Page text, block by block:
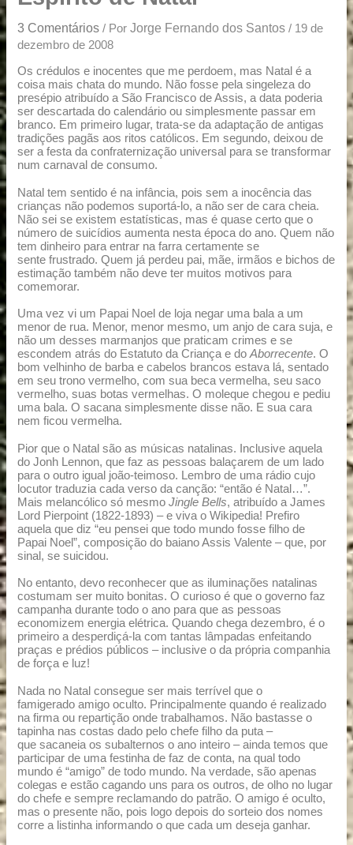
a
e
3 Comentários / PorJorge Fernando dos Santos/ 19 de
dezembro de 2008
Os crédulos e inocentes que me perdoem, mas Natal é a
coisa mais chata do mundo. Não fosse pela singeleza do
presépio atribuído a São Francisco de Assis, a data poderia
ser descartada do calendário ou simplesmente passar em
branco. Em primeiro lugar, trata-se da adaptação de antigas
tradições pagãs aos ritos católicos. Em segundo, deixou de
ser a festa da confraternização universal para se transformar
num carnaval de consumo.
Natal tem sentido é na infância, pois sem a inocência das
crianças não podemos suportá-lo, a não ser de cara cheia.
Não sei se existem estatísticas, mas é quase certo que o
número de suicídios aumenta nesta época do ano. Quem não
tem dinheiro para entrar na farra certamente se
sente frustrado. Quem já perdeu pai, mãe, irmãos e bichos de
estimação também não deve ter muitos motivos para
comemorar.
Uma vez vi um Papai Noel de loja negar uma bala a um
menor de rua. Menor, menor mesmo, um anjo de cara suja, e
não um desses marmanjos que praticam crimes e se
escondem atrás do Estatuto da Criança e doAborrecente. O
bom velhinho de barba e cabelos brancos estava lá, sentado
em seu trono vermelho, com sua beca vermelha, seu saco
vermelho, suas botas vermelhas. O moleque chegou e pediu
uma bala. O sacana simplesmente disse não. E sua cara
nem ficou vermelha.
Pior que o Natal são as músicas natalinas. Inclusive aquela
do Jonh Lennon, que faz as pessoas balaçarem de um lado
para o outro igual joão-teimoso. Lembro de uma rádio cujo
locutor traduzia cada verso da canção: “então é Natal…”.
Mais melancólico só mesmoJingle Bells, atribuído a James
Lord Pierpoint (1822-1893) – e viva o Wikipedia! Prefiro
aquela que diz “eu pensei que todo mundo fosse filho de
Papai Noel”, composição do baiano Assis Valente – que, por
sinal, se suicidou.
No entanto, devo reconhecer que as iluminações natalinas
costumam ser muito bonitas. O curioso é que o governo faz
campanha durante todo o ano para que as pessoas
economizem energia elétrica. Quando chega dezembro, é o
primeiro a desperdiçá-la com tantas lâmpadas enfeitando
praças e prédios públicos – inclusive o da própria companhia
de força e luz!
Nada no Natal consegue ser mais terrível que o
famigerado amigo oculto. Principalmente quando é realizado
na firma ou repartição onde trabalhamos. Não bastasse o
tapinha nas costas dado pelo chefe filho da puta –
que sacaneia os subalternos o ano inteiro – ainda temos que
participar de uma festinha de faz de conta, na qual todo
mundo é “amigo” de todo mundo. Na verdade, são apenas
colegas e estão cagando uns para os outros, de olho no lugar
do chefe e sempre reclamando do patrão. O amigo é oculto,
mas o presente não, pois logo depois do sorteio dos nomes
corre a listinha informando o que cada um deseja ganhar.